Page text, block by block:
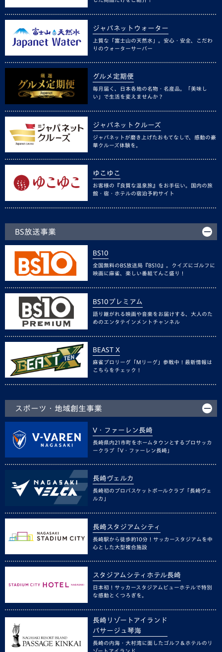
ジャパネットウォーター
上質な「富士山の天然水」。安心・安全、こだわ
りのウォーターサーバー
グルメ定期便
毎月届く、日本各地の名物・名産品。「美味し
い」で生活を変えませんか？
ジャパネットクルーズ
ジャパネットが磨き上げたおもてなしで、感動の豪
華クルーズ体験を。
ゆこゆこ
お客様の『良質な温泉旅』をお手伝い。国内の旅
館・宿・ホテルの宿泊予約サイト
BS放送事業
BS10
全国無料のBS放送局『BS10』。クイズにゴルフに
映画に麻雀、楽しい番組てんこ盛り！
BS10プレミアム
語り継がれる映画や音楽をお届けする、大人のた
めのエンタテインメントチャンネル
BEAST X
麻雀プロリーグ「Mリーグ」参戦中！最新情報は
こちらをチェック！
スポーツ・地域創生事業
V・ファーレン長崎
長崎県内21市町をホームタウンとするプロサッカ
ークラブ「V・ファーレン長崎」
長崎ヴェルカ
長崎初のプロバスケットボールクラブ「長崎ヴェ
ルカ」
長崎スタジアムシティ
長崎駅から徒歩約10分！サッカースタジアムを中
心とした大型複合施設
スタジアムシティホテル長崎
日本初！サッカースタジアムビューホテルで特別
な感動とくつろぎを。
長崎リゾートアイランド
パサージュ琴海
長崎の内海・大村湾に面したゴルフ＆ホテルのリ
ゾートアイランド